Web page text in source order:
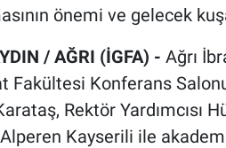
önemi ve gelecek
/ AĞRI (İGFA) - Ağrı
Fakültesi Konferans
Rektör Yardımcısı
Alperen Kayserili ile